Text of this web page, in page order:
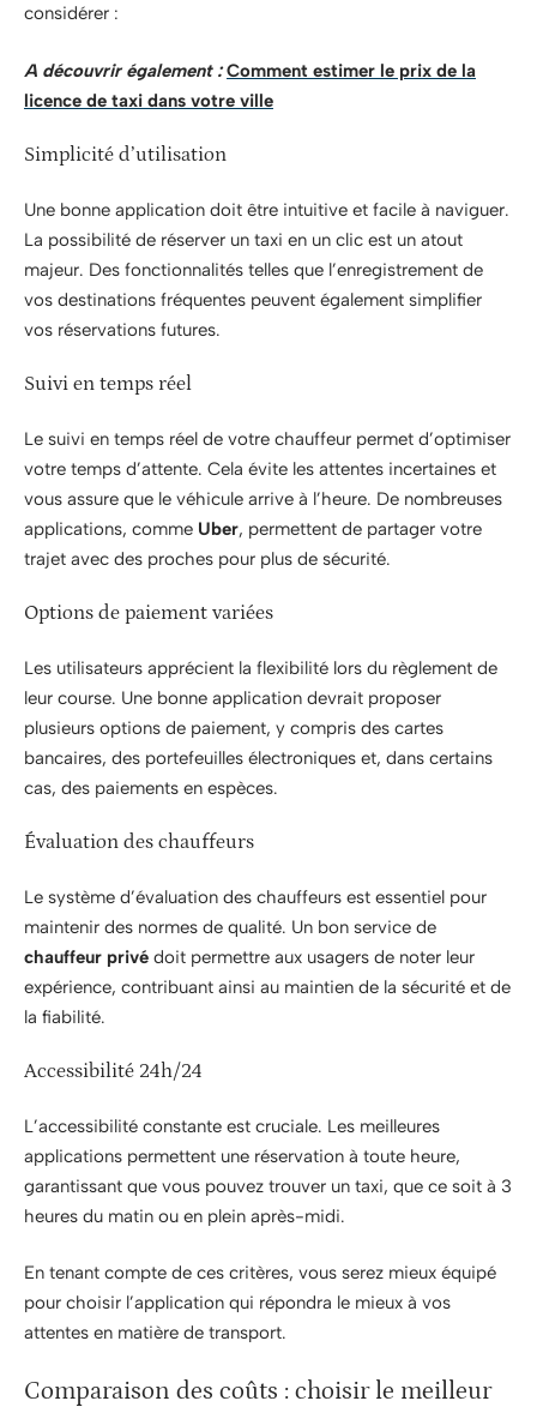
considérer :
A découvrir également : Comment estimer le prix de la
licence de taxi dans votre ville
Simplicité d’utilisation
Une bonne application doit être intuitive et facile à naviguer.
La possibilité de réserver un taxi en un clic est un atout
majeur. Des fonctionnalités telles que l’enregistrement de
vos destinations fréquentes peuvent également simplifier
vos réservations futures.
Suivi en temps réel
Le suivi en temps réel de votre chauffeur permet d’optimiser
votre temps d’attente. Cela évite les attentes incertaines et
vous assure que le véhicule arrive à l’heure. De nombreuses
applications, comme Uber, permettent de partager votre
trajet avec des proches pour plus de sécurité.
Options de paiement variées
Les utilisateurs apprécient la flexibilité lors du règlement de
leur course. Une bonne application devrait proposer
plusieurs options de paiement, y compris des cartes
bancaires, des portefeuilles électroniques et, dans certains
cas, des paiements en espèces.
Évaluation des chauffeurs
Le système d’évaluation des chauffeurs est essentiel pour
maintenir des normes de qualité. Un bon service de
chauffeur privé doit permettre aux usagers de noter leur
expérience, contribuant ainsi au maintien de la sécurité et de
la fiabilité.
Accessibilité 24h/24
L’accessibilité constante est cruciale. Les meilleures
applications permettent une réservation à toute heure,
garantissant que vous pouvez trouver un taxi, que ce soit à 3
heures du matin ou en plein après-midi.
En tenant compte de ces critères, vous serez mieux équipé
pour choisir l’application qui répondra le mieux à vos
attentes en matière de transport.
Comparaison des coûts : choisir le meilleur